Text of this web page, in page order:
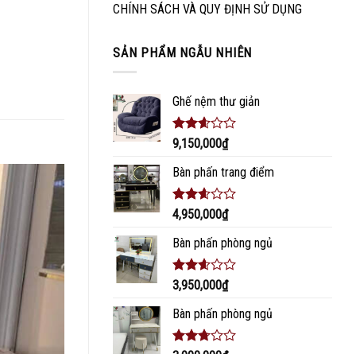
CHÍNH SÁCH VÀ QUY ĐỊNH SỬ DỤNG
SẢN PHẨM NGẪU NHIÊN
Ghế nệm thư giản
Được
hạng
2.45
5 sao
9,150,000₫
Bàn phấn trang điểm
Được
hạng
2.41
5 sao
4,950,000₫
Bàn phấn phòng ngủ
Được
hạng
2.43
5 sao
3,950,000₫
Bàn phấn phòng ngủ